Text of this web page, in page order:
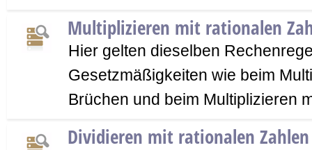
Multiplizieren mit rationalen
Hier gelten dieselben
Gesetzmäßigkeiten wie beim
Brüchen und beim Multiplizieren
Dividieren mit rationalen Zahlen